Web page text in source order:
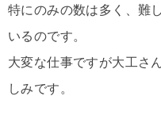
特にのみの数は多く、難
いるのです。
大変な仕事ですが大工さ
しみです。